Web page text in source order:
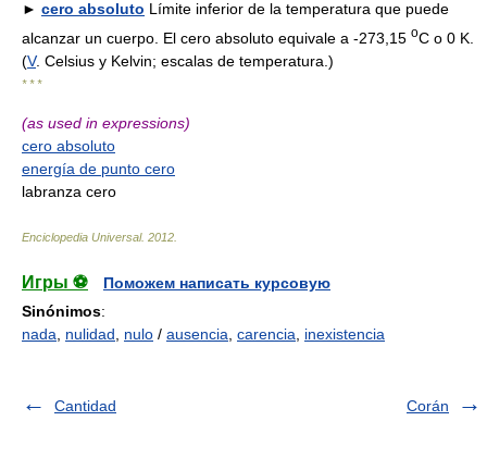
► cero absoluto Límite inferior de la temperatura que puede
alcanzar un cuerpo. El cero absoluto equivale a -273,15 oC o 0 K.
(V. Celsius y Kelvin; escalas de temperatura.)
* * *
(as used in expressions)
cero absoluto
energía de punto cero
labranza cero
Enciclopedia Universal. 2012
Игры ⚽
Поможем написать курсовую
Sinónimos:
nada
nulidad nulo / ausencia carencia inexistencia
Cantidad Corán